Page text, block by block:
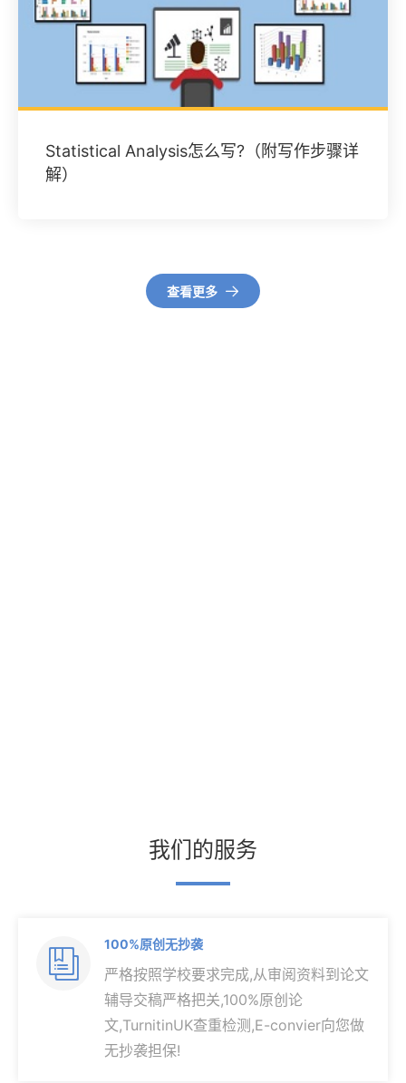
Statistical Analysis怎么写?（附写作步骤详
解）
查看更多 
我们的服务

100%原创无抄袭
严格按照学校要求完成,从审阅资料到论文
辅导交稿严格把关,100%原创论
文,TurnitinUK查重检测,E-convier向您做
无抄袭担保!